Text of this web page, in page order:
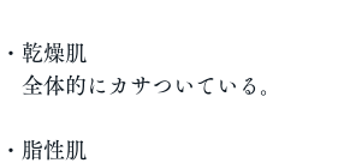
・乾燥肌
全体的にカサついている。
・脂性肌